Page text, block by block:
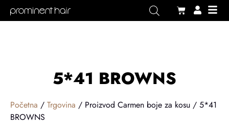
5*41 BROWNS
Početna / Trgovina / Proizvod Carmen boje za kosu / 5*41
BROWNS